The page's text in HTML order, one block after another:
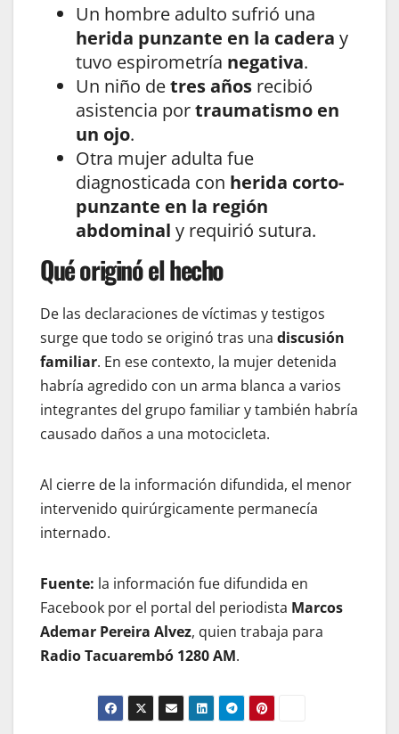
Un hombre adulto sufrió una
herida punzante en la cadera y
tuvo espirometría negativa.
Un niño detres años recibió
asistencia portraumatismo en
un ojo.
Otra mujer adulta fue
diagnosticada con herida corto-
punzante en la región
abdominal y requirió sutura.
Qué originó el hecho
De las declaraciones de víctimas y testigos
surge que todo se originó tras una discusión
familiar. En ese contexto, la mujer detenida
habría agredido con un arma blanca a varios
integrantes del grupo familiar y también habría
causado daños a una motocicleta.
Al cierre de la información difundida, el menor
intervenido quirúrgicamente permanecía
internado.
Fuente: la información fue difundida en
Facebook por el portal del periodista Marcos
Ademar Pereira Alvez, quien trabaja para
Radio Tacuarembó 1280 AM.